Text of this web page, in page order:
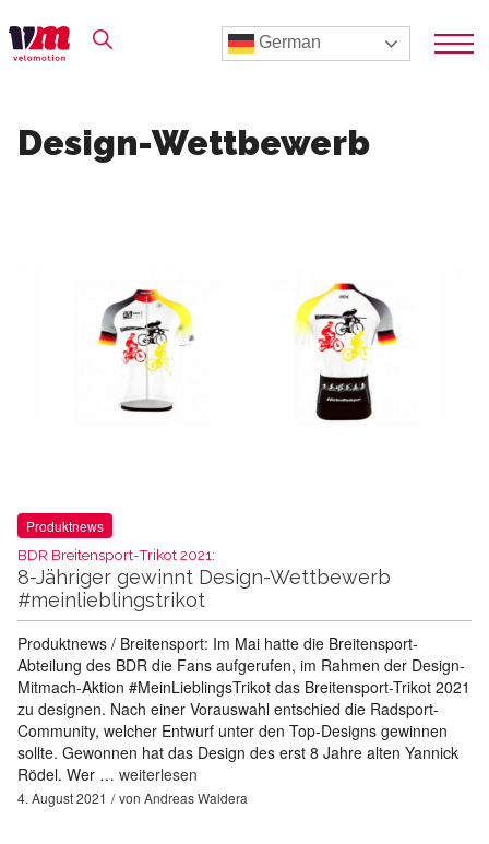
German
Design-Wettbewerb
Produktnews
BDR Breitensport-Trikot 2021:
8-Jähriger gewinnt Design-Wettbewerb
#meinlieblingstrikot
Produktnews / Breitensport: Im Mai hatte die Breitensport-
Abteilung des BDR die Fans aufgerufen, im Rahmen der Design-
Mitmach-Aktion #MeinLieblingsTrikot das Breitensport-Trikot 2021
zu designen. Nach einer Vorauswahl entschied die Radsport-
Community, welcher Entwurf unter den Top-Designs gewinnen
sollte. Gewonnen hat das Design des erst 8 Jahre alten Yannick
Rödel. Wer … weiterlesen
4. August 2021 von Andreas Waldera